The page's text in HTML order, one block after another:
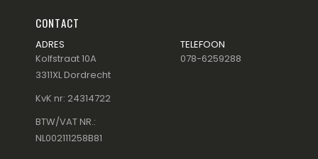
CONTACT
ADRES
Kolfstraat 10A
3311XL Dordrecht
KvK nr: 24314722
BTW/VAT NR.:
NL002111258B81
TELEFOON
078-6259288